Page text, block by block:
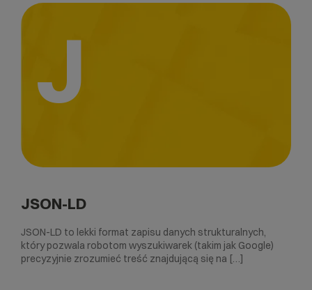
J
JSON-LD
JSON-LD to lekki format zapisu danych strukturalnych,
który pozwala robotom wyszukiwarek (takim jak Google)
precyzyjnie zrozumieć treść znajdującą się na […]